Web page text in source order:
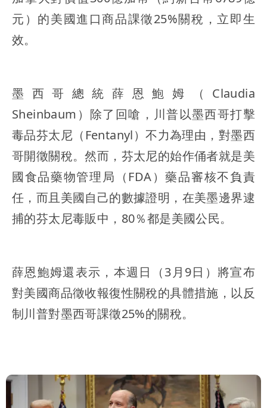
元）的美國進口商品課徵25%關稅，立即生
效。
墨西哥總統薛恩鮑姆（Claudia
Sheinbaum）除了回嗆，川普以墨西哥打擊
毒品芬太尼（Fentanyl）不力為理由，對墨西
哥開徵關稅。然而，芬太尼的始作俑者就是美
國食品藥物管理局（FDA）藥品審核不負責
任，而且美國自己的數據證明，在美墨邊界逮
捕的芬太尼毒販中，80％都是美國公民。
薛恩鮑姆還表示，本週日（3月9日）將宣布
對美國商品徵收報復性關稅的具體措施，以反
制川普對墨西哥課徵25%的關稅。